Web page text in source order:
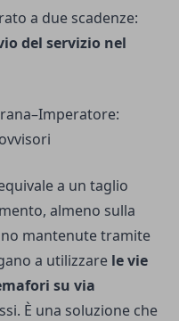
a due scadenze:
del servizio nel
a un taglio
almeno sulla
mantenute tramite
a utilizzare le vie
su via
È una soluzione che